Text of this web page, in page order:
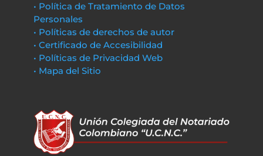
• Política de Tratamiento de Datos
Personales
• Políticas de derechos de autor
• Certificado de Accesibilidad
• Políticas de Privacidad Web
• Mapa del Sitio